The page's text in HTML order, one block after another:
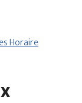
Horaire